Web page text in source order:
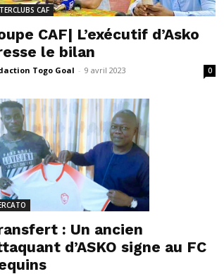
CAF
CAF| L’exécutif d’Asko
le bilan
Togo Goal - 9 avril 2023 0
: Un ancien
d’ASKO signe au FC